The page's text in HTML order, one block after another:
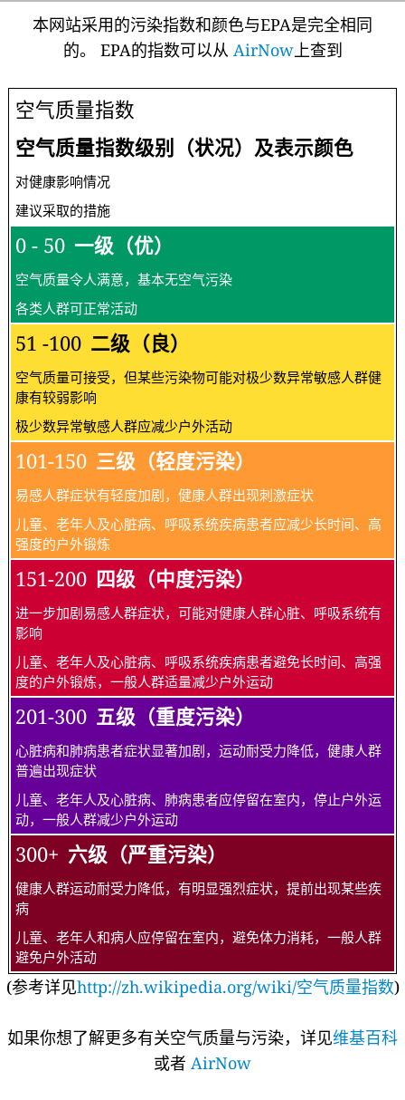
本网站采用的污染指数和颜色与EPA是完全相同
的。 EPA的指数可以从 AirNow上查到
空气质量指数
空气质量指数级别（状况）及表示颜色
对健康影响情况
建议采取的措施
0 - 50 一级（优）
空气质量令人满意，基本无空气污染
各类人群可正常活动
51 -100 二级（良）
空气质量可接受，但某些污染物可能对极少数异常敏感人群健
康有较弱影响
极少数异常敏感人群应减少户外活动
101-150 三级（轻度污染）
易感人群症状有轻度加剧，健康人群出现刺激症状
儿童、老年人及心脏病、呼吸系统疾病患者应减少长时间、高
强度的户外锻炼
151-200 四级（中度污染）
进一步加剧易感人群症状，可能对健康人群心脏、呼吸系统有
影响
儿童、老年人及心脏病、呼吸系统疾病患者避免长时间、高强
度的户外锻炼，一般人群适量减少户外运动
201-300 五级（重度污染）
心脏病和肺病患者症状显著加剧，运动耐受力降低，健康人群
普遍出现症状
儿童、老年人及心脏病、肺病患者应停留在室内，停止户外运
动，一般人群减少户外运动
300+ 六级（严重污染）
健康人群运动耐受力降低，有明显强烈症状，提前出现某些疾
病
儿童、老年人和病人应停留在室内，避免体力消耗，一般人群
避免户外活动
(参考详见http://zh.wikipedia.org/wiki/空气质量指数)
如果你想了解更多有关空气质量与污染，详见维基百科
或者 AirNow